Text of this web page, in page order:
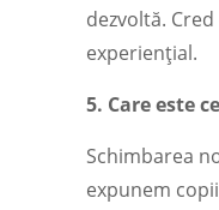
dezvoltă.
experiențial.
5. Care este
Schimbarea
expunem